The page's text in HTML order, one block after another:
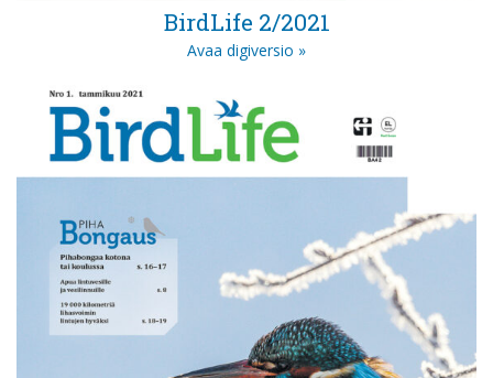
BirdLife 2/2021
Avaa digiversio »